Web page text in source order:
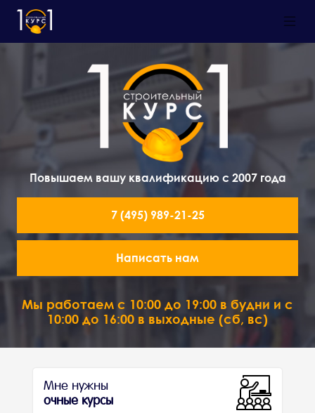
Повышаем вашу квалификацию с 2007 года
7 (495) 989-21-25
Написать нам
Мы работаем с 10:00 до 19:00 в будни и с
10:00 до 16:00 в выходные (сб, вс)
Мне нужны
очные курсы